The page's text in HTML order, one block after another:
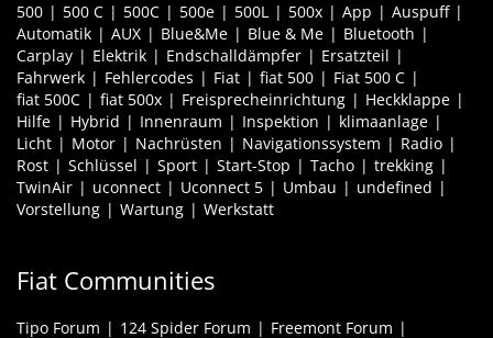
500 500 C 500C 500e 500L 500x App
Auspuff
Automatik
AUX Blue&Me Blue & Me
Bluetooth
Carplay
Elektrik Endschalldämpfer
Ersatzteil
Fahrwerk
Fehlercodes Fiat fiat 500
Fiat 500 C
fiat 500C
fiat 500x Freisprecheinrichtung
Heckklappe
Hilfe
Hybrid Innenraum Inspektion
klimaanlage
Licht
Motor Nachrüsten Navigationssystem
Radio
Rost
Schlüssel Sport Start-Stop Tacho
trekking
TwinAir
uconnect Uconnect 5 Umbau
undefined
Vorstellung
Wartung Werkstatt
Fiat Communities
Tipo Forum 124 Spider Forum Freemont Forum